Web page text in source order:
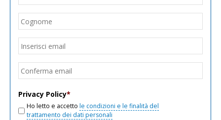
Email
Privacy Policy*
Ho letto e accetto le condizioni e le finalità del
trattamento dei dati personali